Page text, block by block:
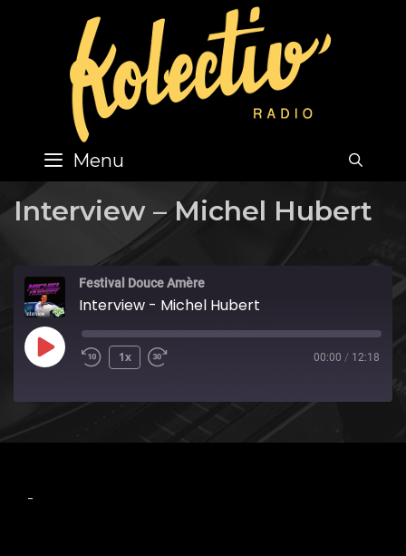
content
Menu
Interview – Michel Hubert
Festival Douce Amère
Interview - Michel Hubert
Play
1x 00:00 / 12:18
-